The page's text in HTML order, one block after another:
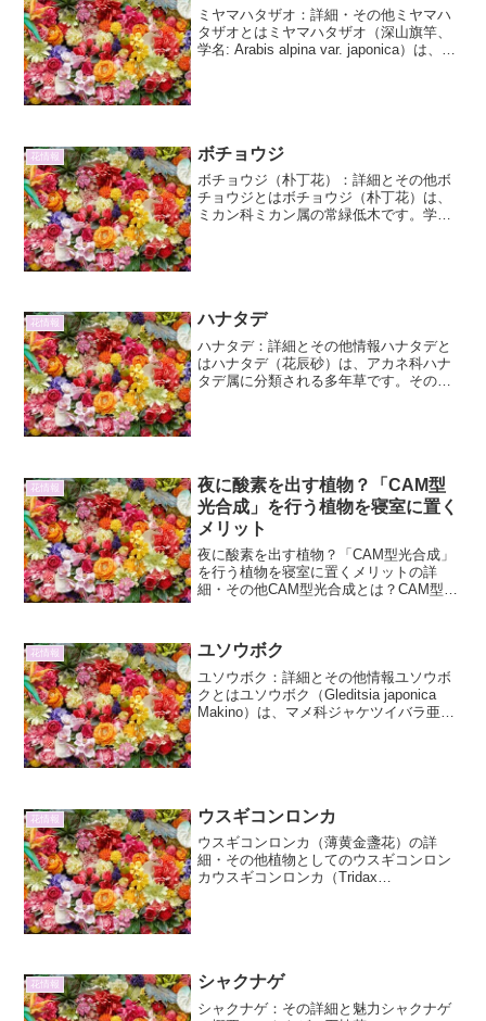
ミヤマハタザオ：詳細・その他ミヤマハ
タザオとはミヤマハタザオ（深山旗竿、
学名: Arabis alpina var. japonica）は、ア
花情報 ボチョウジ
ボチョウジ（朴丁花）：詳細とその他ボ
チョウジとはボチョウジ（朴丁花）は、
ミカン科ミカン属の常緑低木です。学名
花情報 ハナタデ
ハナタデ：詳細とその他情報ハナタデと
はハナタデ（花辰砂）は、アカネ科ハナ
タデ属に分類される多年草です。その名
花情報
夜に酸素を出す植物？「CAM型
光合成」を行う植物を寝室に置く
メリット
夜に酸素を出す植物？「CAM型光合成」
を行う植物を寝室に置くメリットの詳
細・その他CAM型光合成とは？CAM型光
を放出します。しかし、「CAM型光合成
（Crassula...
花情報 ユソウボク
ユソウボク：詳細とその他情報ユソウボ
クとはユソウボク（Gleditsia japonica
Makino）は、マメ科ジャケツイバラ亜科
花情報 ウスギコンロンカ
ウスギコンロンカ（薄黄金盞花）の詳
細・その他植物としてのウスギコンロン
カウスギコンロンカ（Tridax
花情報 シャクナゲ
シャクナゲ：その詳細と魅力シャクナゲ